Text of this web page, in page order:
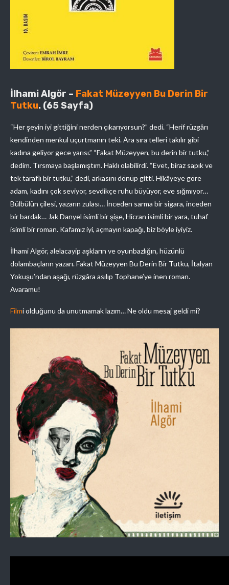
İlhami Algör – Fakat Müzeyyen Bu Derin Bir
Tutku. (65 Sayfa)
“Her şeyin iyi gittiğini nerden çıkarıyorsun?” dedi. “Herif rüzgârı
kendinden menkul uçurtmanın teki. Ara sıra telleri takılır gibi
kadına geliyor gece yarısı.” “Fakat Müzeyyen, bu derin bir tutku,”
dedim. Tırsmaya başlamıştım. Haklı olabilirdi. “Evet, biraz sapık ve
tek taraflı bir tutku,” dedi, arkasını dönüp gitti. Hikâyeye göre
adam, kadını çok seviyor, sevdikçe ruhu büyüyor, eve sığmıyor…
Bülbülün çilesi, yazarın zulası… İnceden sarma bir sigara, inceden
bir bardak… Jak Danyel isimli bir şişe, Hicran isimli bir yara, tuhaf
isimli bir roman. Kafamız iyi, açmayın kapağı, biz böyle iyiyiz.
İlhami Algör, alelacayip aşkların ve oyunbazlığın, hüzünlü
dolambaçların yazarı. Fakat Müzeyyen Bu Derin Bir Tutku, İtalyan
Yokuşu’ndan aşağı, rüzgâra asılıp Tophane’ye inen roman.
Avaramu!
Filmi olduğunu da unutmamak lazım… Ne oldu mesaj geldi mi?